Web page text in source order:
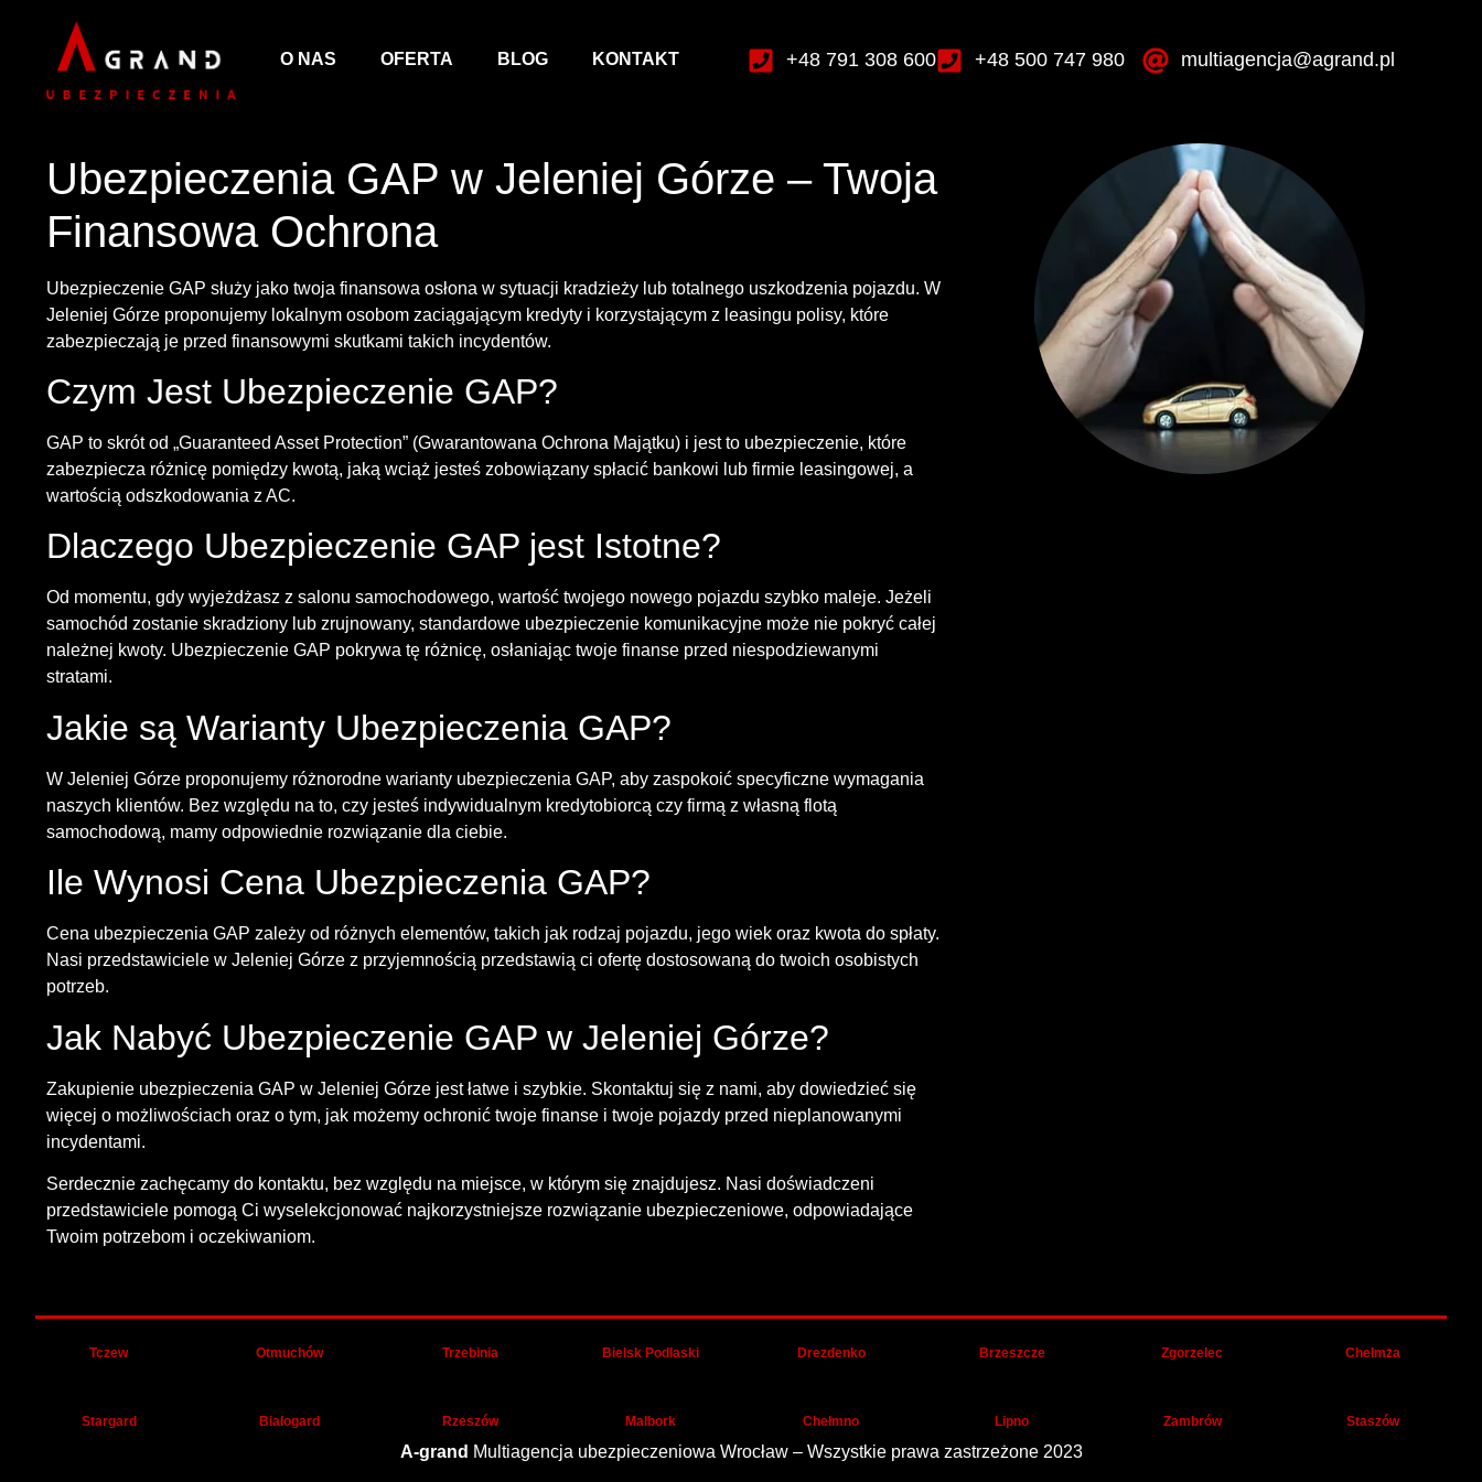
O NAS OFERTA BLOG KONTAKT +48 791 308 600 +48 500 747 980 multiagencja@agrand.pl
Ubezpieczenia GAP w Jeleniej Górze – Twoja
Finansowa Ochrona
Ubezpieczenie GAP służy jako twoja finansowa osłona w sytuacji kradzieży lub totalnego uszkodzenia pojazdu. W
Jeleniej Górze proponujemy lokalnym osobom zaciągającym kredyty i korzystającym z leasingu polisy, które
zabezpieczają je przed finansowymi skutkami takich incydentów.
Czym Jest Ubezpieczenie GAP?
GAP to skrót od „Guaranteed Asset Protection” (Gwarantowana Ochrona Majątku) i jest to ubezpieczenie, które
zabezpiecza różnicę pomiędzy kwotą, jaką wciąż jesteś zobowiązany spłacić bankowi lub firmie leasingowej, a
wartością odszkodowania z AC.
Dlaczego Ubezpieczenie GAP jest Istotne?
Od momentu, gdy wyjeżdżasz z salonu samochodowego, wartość twojego nowego pojazdu szybko maleje. Jeżeli
samochód zostanie skradziony lub zrujnowany, standardowe ubezpieczenie komunikacyjne może nie pokryć całej
należnej kwoty. Ubezpieczenie GAP pokrywa tę różnicę, osłaniając twoje finanse przed niespodziewanymi
stratami.
Jakie są Warianty Ubezpieczenia GAP?
W Jeleniej Górze proponujemy różnorodne warianty ubezpieczenia GAP, aby zaspokoić specyficzne wymagania
naszych klientów. Bez względu na to, czy jesteś indywidualnym kredytobiorcą czy firmą z własną flotą
samochodową, mamy odpowiednie rozwiązanie dla ciebie.
Ile Wynosi Cena Ubezpieczenia GAP?
Cena ubezpieczenia GAP zależy od różnych elementów, takich jak rodzaj pojazdu, jego wiek oraz kwota do spłaty.
Nasi przedstawiciele w Jeleniej Górze z przyjemnością przedstawią ci ofertę dostosowaną do twoich osobistych
potrzeb.
Jak Nabyć Ubezpieczenie GAP w Jeleniej Górze?
Zakupienie ubezpieczenia GAP w Jeleniej Górze jest łatwe i szybkie. Skontaktuj się z nami, aby dowiedzieć się
więcej o możliwościach oraz o tym, jak możemy ochronić twoje finanse i twoje pojazdy przed nieplanowanymi
incydentami.
Serdecznie zachęcamy do kontaktu, bez względu na miejsce, w którym się znajdujesz. Nasi doświadczeni
przedstawiciele pomogą Ci wyselekcjonować najkorzystniejsze rozwiązanie ubezpieczeniowe, odpowiadające
Twoim potrzebom i oczekiwaniom.
Tczew Otmuchów Trzebinia Bielsk Podlaski Drezdenko Brzeszcze Zgorzelec Chełmża
Stargard Białogard Rzeszów Malbork Chełmno Lipno Zambrów Staszów
A-grand Multiagencja ubezpieczeniowa Wrocław – Wszystkie prawa zastrzeżone 2023